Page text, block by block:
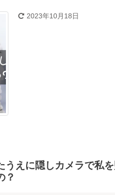
2023年10月18日
うえに隠しカメラで私
？